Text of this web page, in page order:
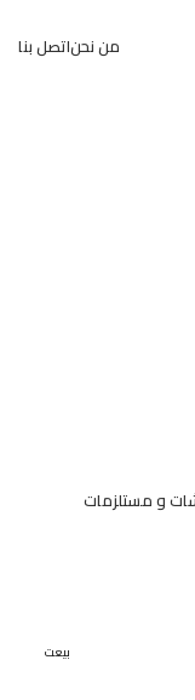
من نحناتصل بنا
و مستلزمات
بيعت